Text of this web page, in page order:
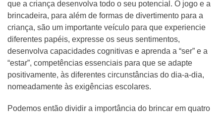
que a criança desenvolva todo o seu potencial. O jogo e a
brincadeira, para além de formas de divertimento para a
criança, são um importante veículo para que experiencie
diferentes papéis, expresse os seus sentimentos,
desenvolva capacidades cognitivas e aprenda a “ser” e a
“estar”, competências essenciais para que se adapte
positivamente, às diferentes circunstâncias do dia-a-dia,
nomeadamente às exigências escolares.
Podemos então dividir a importância do brincar em quatro